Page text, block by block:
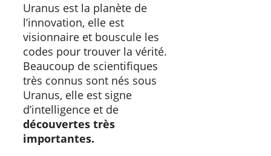
Uranus est la planète de
l’innovation, elle est
visionnaire et bouscule les
codes pour trouver la vérité.
Beaucoup de scientifiques
très connus sont nés sous
Uranus, elle est signe
d’intelligence et de
découvertes très
importantes.